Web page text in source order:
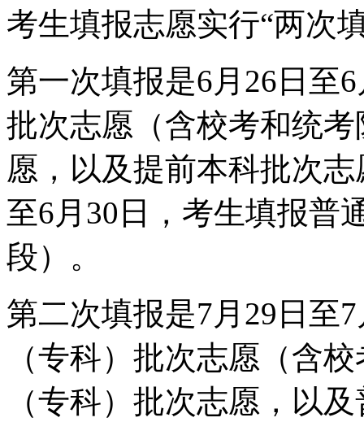
考生填报志愿实行“两次
第一次填报是6月26日至
批次志愿（含校考和统
愿，以及提前本科批次
至6月30日，考生填报普
段）。
第二次填报是7月29日至
（专科）批次志愿（含
（专科）批次志愿，以